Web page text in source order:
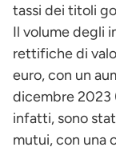
tassi dei titoli
Il volume degli
rettifiche di
euro, con un
dicembre 2023
infatti, sono
mutui, con una